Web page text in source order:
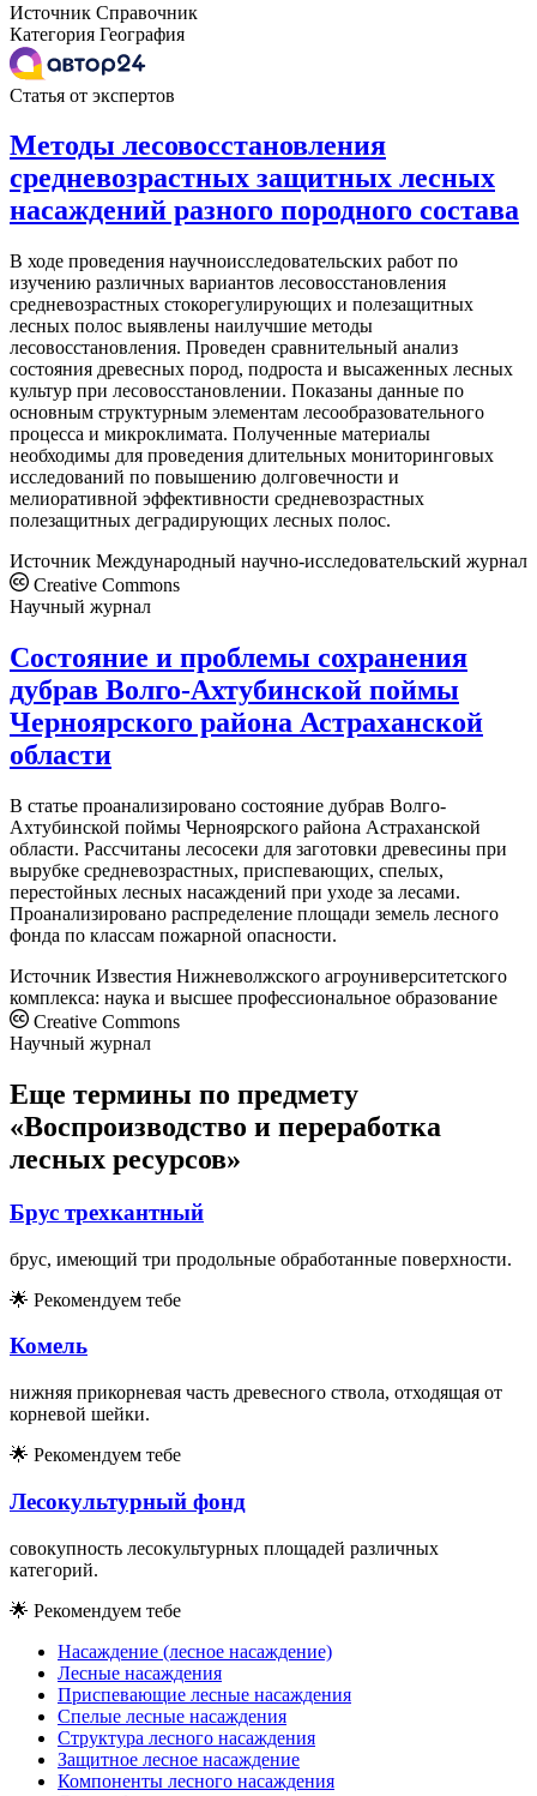
Источник Справочник
Категория География
Статья от экспертов
Методы лесовосстановления
средневозрастных защитных лесных
насаждений разного породного состава
В ходе проведения научноисследовательских работ по
изучению различных вариантов лесовосстановления
средневозрастных стокорегулирующих и полезащитных
лесных полос выявлены наилучшие методы
лесовосстановления. Проведен сравнительный анализ
состояния древесных пород, подроста и высаженных лесных
культур при лесовосстановлении. Показаны данные по
основным структурным элементам лесообразовательного
процесса и микроклимата. Полученные материалы
необходимы для проведения длительных мониторинговых
исследований по повышению долговечности и
мелиоративной эффективности средневозрастных
полезащитных деградирующих лесных полос.
Источник Международный научно-исследовательский журнал
Creative Commons
Научный журнал
Состояние и проблемы сохранения
дубрав Волго-Ахтубинской поймы
Черноярского района Астраханской
области
В статье проанализировано состояние дубрав Волго-
Ахтубинской поймы Черноярского района Астраханской
области. Рассчитаны лесосеки для заготовки древесины при
вырубке средневозрастных, приспевающих, спелых,
перестойных лесных насаждений при уходе за лесами.
Проанализировано распределение площади земель лесного
фонда по классам пожарной опасности.
Источник Известия Нижневолжского агроуниверситетского
комплекса: наука и высшее профессиональное образование
Creative Commons
Научный журнал
Еще термины по предмету
«Воспроизводство и переработка
лесных ресурсов»
Брус трехкантный
брус, имеющий три продольные обработанные поверхности.
🌟 Рекомендуем тебе
Комель
нижняя прикорневая часть древесного ствола, отходящая от
корневой шейки.
🌟 Рекомендуем тебе
Лесокультурный фонд
совокупность лесокультурных площадей различных
категорий.
🌟 Рекомендуем тебе
Насаждение (лесное насаждение)
Лесные насаждения
Приспевающие лесные насаждения
Спелые лесные насаждения
Структура лесного насаждения
Защитное лесное насаждение
Компоненты лесного насаждения